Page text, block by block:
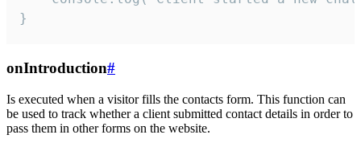
}
onIntroduction#
Is executed when a visitor fills the contacts form. This function can
be used to track whether a client submitted contact details in order to
pass them in other forms on the website.